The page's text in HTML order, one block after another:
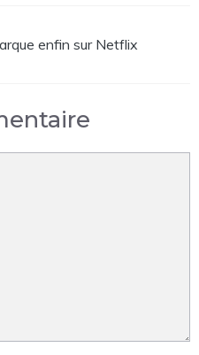
enfin sur Netflix